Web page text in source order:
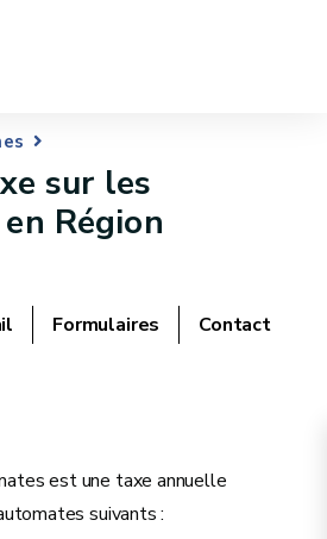
sur les
Région
Formulaires Contact
est une taxe annuelle
suivants :